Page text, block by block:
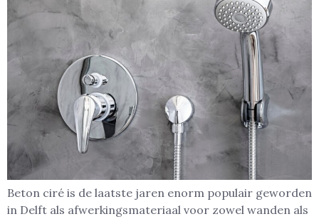
Beton ciré is de laatste jaren enorm populair geworden
in Delft als afwerkingsmateriaal voor zowel wanden als